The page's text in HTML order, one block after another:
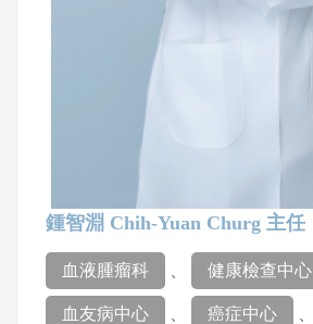
鍾智淵 Chih-Yuan Churg 主任
血液腫瘤科 健康檢查中心
血友病中心 癌症中心